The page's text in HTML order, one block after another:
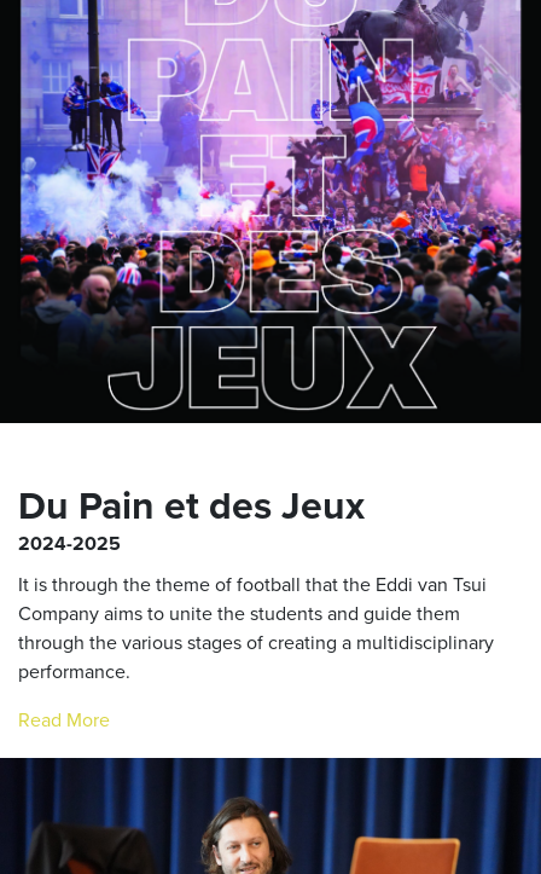
Du Pain et des Jeux
2024-2025
It is through the theme of football that the Eddi van Tsui
Company aims to unite the students and guide them
through the various stages of creating a multidisciplinary
performance.
Read More